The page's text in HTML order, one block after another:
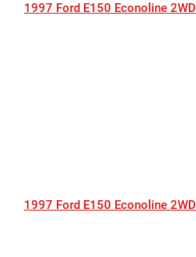
1997 Ford E150 Econoline 2WD
1997 Ford E150 Econoline 2WD